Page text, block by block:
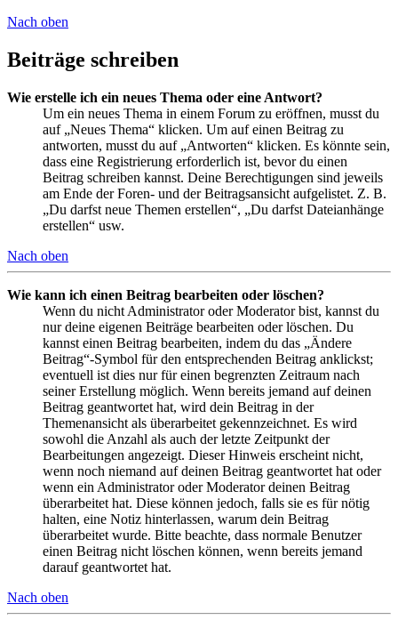
Nach oben
Beiträge schreiben
Wie erstelle ich ein neues Thema oder eine Antwort?
Um ein neues Thema in einem Forum zu eröffnen, musst du
auf „Neues Thema“ klicken. Um auf einen Beitrag zu
antworten, musst du auf „Antworten“ klicken. Es könnte sein,
dass eine Registrierung erforderlich ist, bevor du einen
Beitrag schreiben kannst. Deine Berechtigungen sind jeweils
am Ende der Foren- und der Beitragsansicht aufgelistet. Z. B.
„Du darfst neue Themen erstellen“, „Du darfst Dateianhänge
erstellen“ usw.
Nach oben
Wie kann ich einen Beitrag bearbeiten oder löschen?
Wenn du nicht Administrator oder Moderator bist, kannst du
nur deine eigenen Beiträge bearbeiten oder löschen. Du
kannst einen Beitrag bearbeiten, indem du das „Ändere
Beitrag“-Symbol für den entsprechenden Beitrag anklickst;
eventuell ist dies nur für einen begrenzten Zeitraum nach
seiner Erstellung möglich. Wenn bereits jemand auf deinen
Beitrag geantwortet hat, wird dein Beitrag in der
Themenansicht als überarbeitet gekennzeichnet. Es wird
sowohl die Anzahl als auch der letzte Zeitpunkt der
Bearbeitungen angezeigt. Dieser Hinweis erscheint nicht,
wenn noch niemand auf deinen Beitrag geantwortet hat oder
wenn ein Administrator oder Moderator deinen Beitrag
überarbeitet hat. Diese können jedoch, falls sie es für nötig
halten, eine Notiz hinterlassen, warum dein Beitrag
überarbeitet wurde. Bitte beachte, dass normale Benutzer
einen Beitrag nicht löschen können, wenn bereits jemand
darauf geantwortet hat.
Nach oben